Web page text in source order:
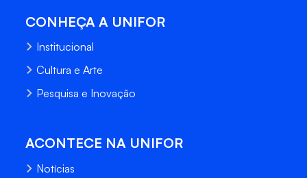
CONHEÇA A UNIFOR
Institucional
Cultura e Arte
Pesquisa e Inovação
ACONTECE NA UNIFOR
Notícias